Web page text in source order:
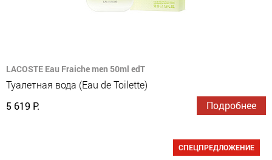
LACOSTE Eau Fraiche men 50ml edT
Туалетная вода (Eau de Toilette)
5 619 Р.
Подробнее
СПЕЦПРЕДЛОЖЕНИЕ